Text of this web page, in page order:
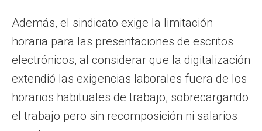
Además, el sindicato exige la limitación
horaria para las presentaciones de escritos
electrónicos, al considerar que la digitalización
extendió las exigencias laborales fuera de los
horarios habituales de trabajo, sobrecargando
el trabajo pero sin recomposición ni salarios